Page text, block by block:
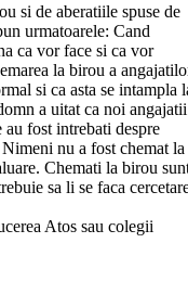
si de aberatiile spuse de
urmatoarele: Cand
ca vor face si ca vor
la birou a
si ca asta se intampla
a uitat ca noi angajatii
fost intrebati despre
nu a fost chemat la
Chemati la birou
sa li se faca
Atos sau colegii